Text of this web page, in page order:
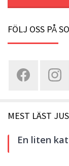
FÖLJ OSS PÅ
MEST LÄST
En liten